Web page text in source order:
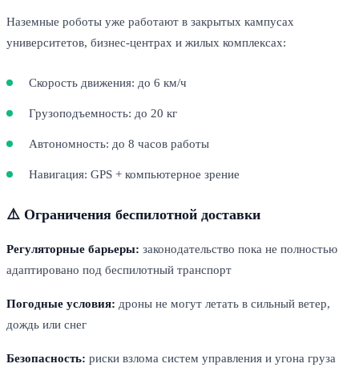
Наземные роботы уже работают в закрытых кампусах
университетов, бизнес-центрах и жилых комплексах:
Скорость движения: до 6 км/ч
Грузоподъемность: до 20 кг
Автономность: до 8 часов работы
Навигация: GPS + компьютерное зрение
⚠️ Ограничения беспилотной доставки
Регуляторные барьеры: законодательство пока не полностью
адаптировано под беспилотный транспорт
Погодные условия: дроны не могут летать в сильный ветер,
дождь или снег
Безопасность: риски взлома систем управления и угона груза